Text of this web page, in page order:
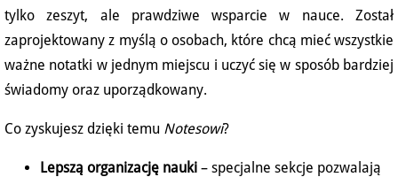
tylko zeszyt, ale prawdziwe wsparcie w nauce. Został
zaprojektowany z myślą o osobach, które chcą mieć wszystkie
ważne notatki w jednym miejscu i uczyć się w sposób bardziej
świadomy oraz uporządkowany.
Co zyskujesz dzięki temu Notesowi?
Lepszą organizację nauki – specjalne sekcje pozwalają